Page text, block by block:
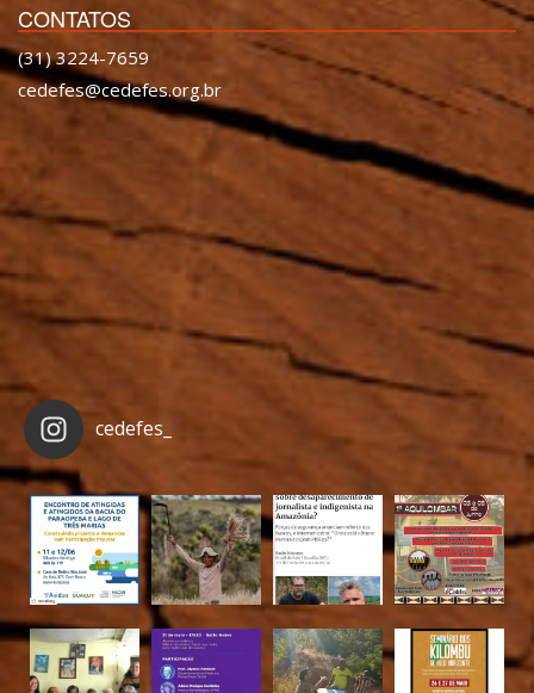
CONTATOS
(31) 3224-7659
cedefes@cedefes.org.br
cedefes_